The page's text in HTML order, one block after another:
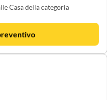
Casa della categoria